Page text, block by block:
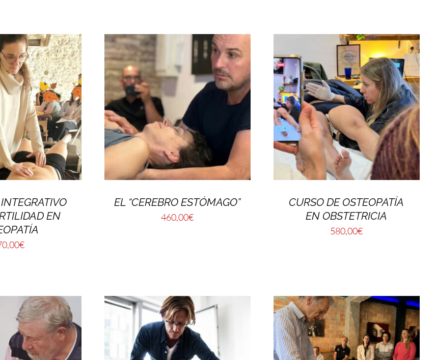
EN
€
EL “CEREBRO ESTÓMAGO”
460,00€
CURSO DE OSTEOPATÍA
EN OBSTETRICIA
580,00€